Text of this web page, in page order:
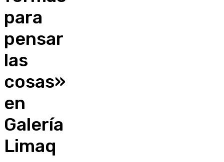
para
pensar
las
cosas»
en
Galería
Limaq